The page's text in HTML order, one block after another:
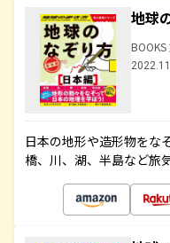
地球
日本の地形や造形物をな
橋、川、湖、半島など旅